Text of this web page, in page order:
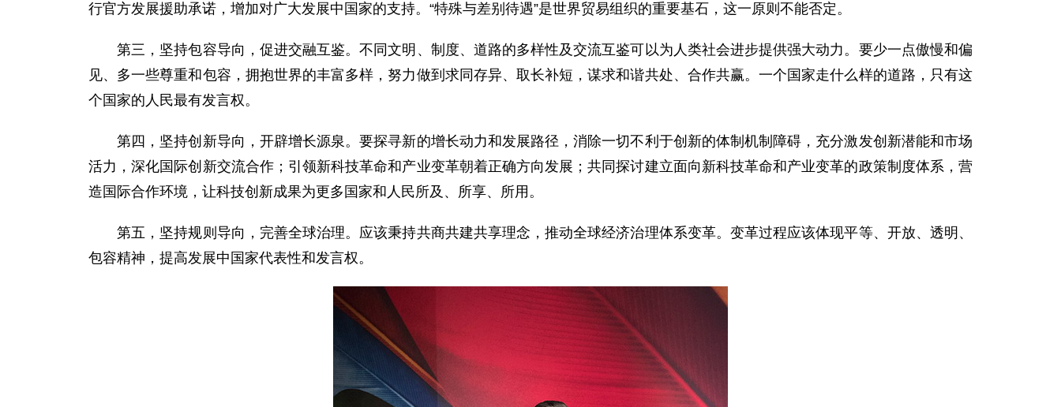
行官方发展援助承诺，增加对广大发展中国家的支持。“特殊与差别待遇”是世界贸易组织的重要基石，这一原则不能否定。
第三，坚持包容导向，促进交融互鉴。不同文明、制度、道路的多样性及交流互鉴可以为人类社会进步提供强大动力。要少一点傲慢和偏
见、多一些尊重和包容，拥抱世界的丰富多样，努力做到求同存异、取长补短，谋求和谐共处、合作共赢。一个国家走什么样的道路，只有这
个国家的人民最有发言权。
第四，坚持创新导向，开辟增长源泉。要探寻新的增长动力和发展路径，消除一切不利于创新的体制机制障碍，充分激发创新潜能和市场
活力，深化国际创新交流合作；引领新科技革命和产业变革朝着正确方向发展；共同探讨建立面向新科技革命和产业变革的政策制度体系，营
造国际合作环境，让科技创新成果为更多国家和人民所及、所享、所用。
第五，坚持规则导向，完善全球治理。应该秉持共商共建共享理念，推动全球经济治理体系变革。变革过程应该体现平等、开放、透明、
包容精神，提高发展中国家代表性和发言权。